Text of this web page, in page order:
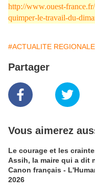
http://www.ouest-
quimper-le-travail-du-
#ACTUALITE REGIONALE
Partager
Vous aimerez
Le courage et les
Assih, la maire qui a dit
Canon français - L'Humanité, 26 juin
2026